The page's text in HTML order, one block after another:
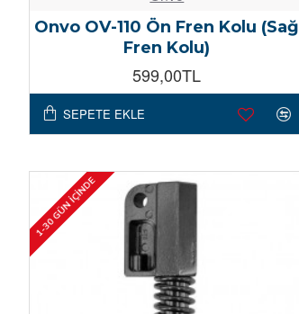
Onvo OV-110 Ön Fren Kolu (Sağ
Fren Kolu)
599,00TL
SEPETE EKLE
1-30 GÜN İÇINDE